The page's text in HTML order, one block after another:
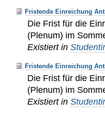
Fristende Einreichung
Die Frist für die
(Plenum) im
Existiert in
Fristende Einreichung
Die Frist für die
(Plenum) im
Existiert in